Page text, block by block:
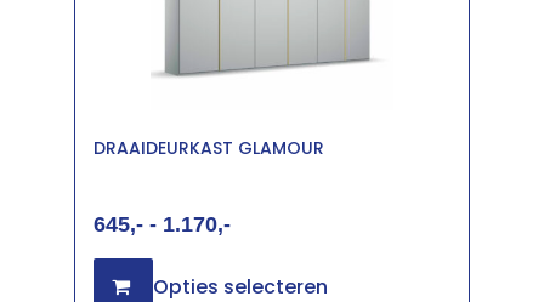
DRAAIDEURKAST GLAMOUR
645 - 1.170
Opties selecteren